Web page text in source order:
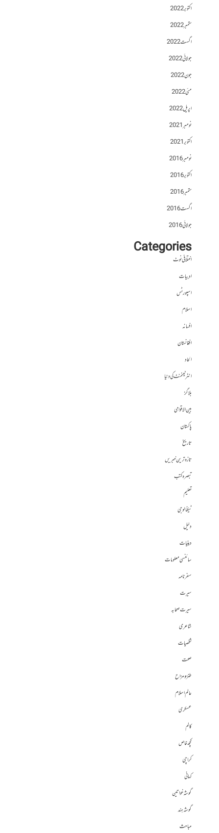
اکتوبر 2022
ستمبر 2022
اگست 2022
جولائی 2022
جون 2022
مئی 2022
اپریل 2022
نومبر 2021
اکتوبر 2021
نومبر 2016
اکتوبر 2016
ستمبر 2016
اگست 2016
جولائی 2016
Categories
اختلافی نوٹ
ادبیات
اسپورٹس
اسلام
افسانہ
افغانستان
الحاد
انٹرٹینمنٹ کی دنیا
بلاگز
بین الاقوامی
پاکستان
تاریخ
تازہ ترین خبریں
تبصرہ کتب
تعلیم
ٹیکنالوجی
دلیل
دینیات
سائنسی معلومات
سفرنامہ
سیرت
سیرت صحابہ
شاعری
شخصیات
صحت
طنز و مزاح
عالم اسلام
عسکری
کالم
کچھ خاص
کراچی
کہانی
گوشہ خواتین
گوشہ ہند
مباحث